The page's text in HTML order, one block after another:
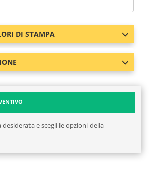
DI STAMPA
e scegli le opzioni della